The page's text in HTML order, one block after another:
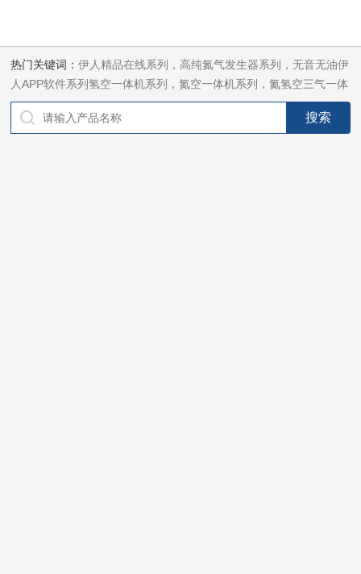
热门关键词：伊人精品在线系列，高纯氮气发生器系列，无音无油伊
人APP软件系列氢空一体机系列，氮空一体机系列，氮氢空三气一体
机系列，气体净化器系列，代理日本DKK-TOA水质分析，水质检测
仪器，代理南韩SitekPH/离子计，DO计，电导计，多功能计，